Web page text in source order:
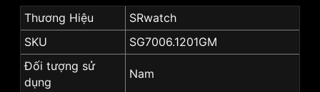
Thương Hiệu
SRwatch
SKU
SG7006.1201GM
Đối tượng sử
dụng
Nam